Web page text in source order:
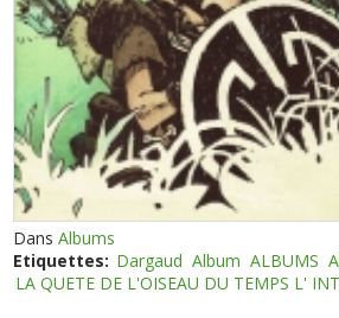
DansAlbums
Etiquettes: Dargaud Album ALBUMS
LA QUETE DE L'OISEAU DU TEMPS L'